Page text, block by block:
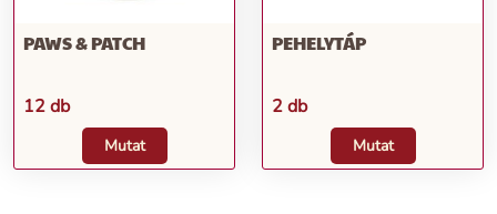
PAWS & PATCH
12 db
Mutat
PEHELYTÁP
2 db
Mutat